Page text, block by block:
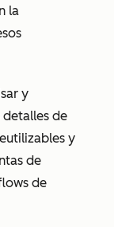
la
y
detalles de
y
de
de